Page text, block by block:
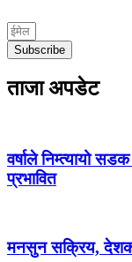
Subscribe
ताजा अपडेट
वर्षाले निम्त्यायो
प्रभावित
मनसुन सक्रिय, देशका